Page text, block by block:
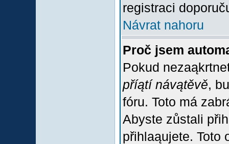
registraci
Návrat nahoru
Proč jsem
Pokud
příątí návątěvě,
fóru. Toto má
Abyste zůstali
přihlaąujete. Toto